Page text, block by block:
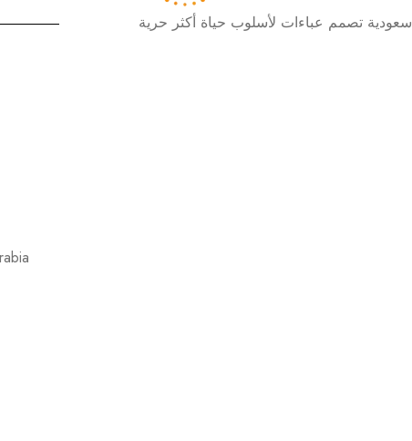
سعودية تصمم عباءات لأسلوب حياة أكثر حرية